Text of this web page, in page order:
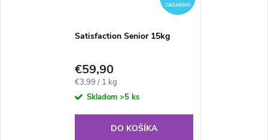
ZADARMO
Satisfaction Senior 15kg
€59,90
Jednotková
cena:
€3,99 / 1 kg
Skladom >5 ks
DO KOŠÍKA